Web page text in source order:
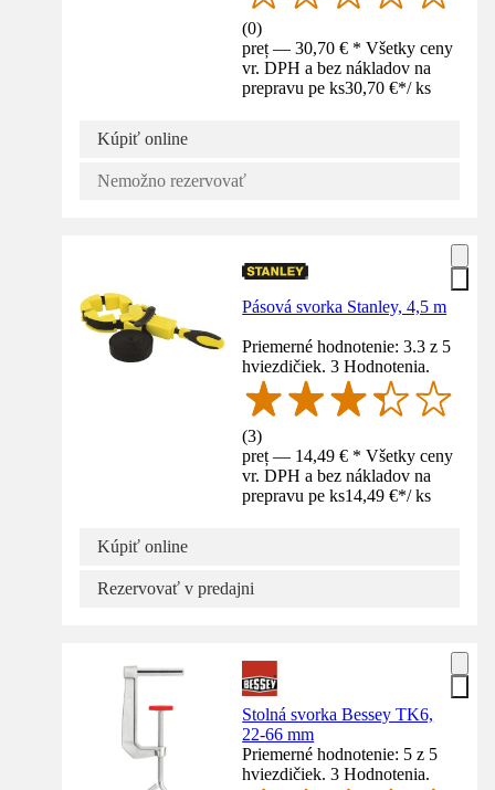
(0)
preț — 30,70 € * Všetky ceny
vr. DPH a bez nákladov na
prepravu pe ks30,70 €*/ ks
Kúpiť online
Nemožno rezervovať
Pásová svorka Stanley, 4,5 m
Priemerné hodnotenie: 3.3 z 5
hviezdičiek. 3 Hodnotenia.
(3)
preț — 14,49 € * Všetky ceny
vr. DPH a bez nákladov na
prepravu pe ks14,49 €*/ ks
Kúpiť online
Rezervovať v predajni
Stolná svorka Bessey TK6,
22-66 mm
Priemerné hodnotenie: 5 z 5
hviezdičiek. 3 Hodnotenia.